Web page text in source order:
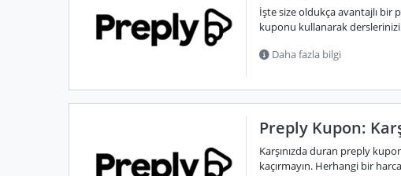
İşte size oldukça avantajlı bir
kuponu kullanarak derslerinizi
Daha fazla bilgi
Preply Kupon:
Karşınızda duran preply
kaçırmayın. Herhangi bir